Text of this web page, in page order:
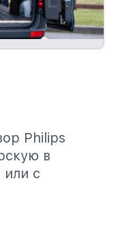
Philips
в
или с